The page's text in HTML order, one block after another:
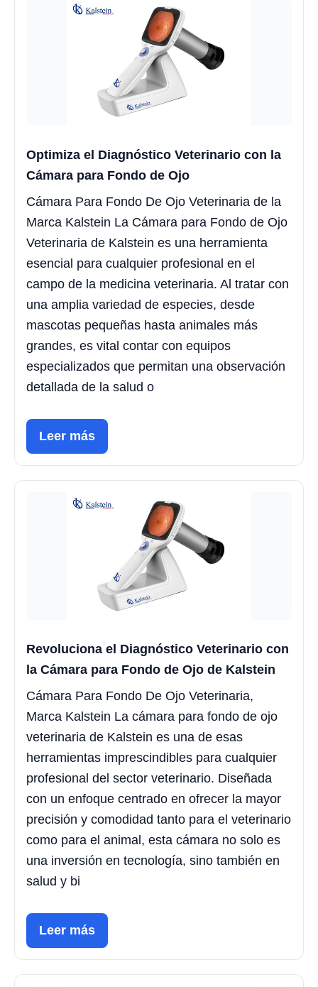
Optimiza el Diagnóstico Veterinario con la
Cámara para Fondo de Ojo
Cámara Para Fondo De Ojo Veterinaria de la
Marca Kalstein La Cámara para Fondo de Ojo
Veterinaria de Kalstein es una herramienta
esencial para cualquier profesional en el
campo de la medicina veterinaria. Al tratar con
una amplia variedad de especies, desde
mascotas pequeñas hasta animales más
grandes, es vital contar con equipos
especializados que permitan una observación
detallada de la salud o
Leer más
Revoluciona el Diagnóstico Veterinario con
la Cámara para Fondo de Ojo de Kalstein
Cámara Para Fondo De Ojo Veterinaria,
Marca Kalstein La cámara para fondo de ojo
veterinaria de Kalstein es una de esas
herramientas imprescindibles para cualquier
profesional del sector veterinario. Diseñada
con un enfoque centrado en ofrecer la mayor
precisión y comodidad tanto para el veterinario
como para el animal, esta cámara no solo es
una inversión en tecnología, sino también en
salud y bi
Leer más